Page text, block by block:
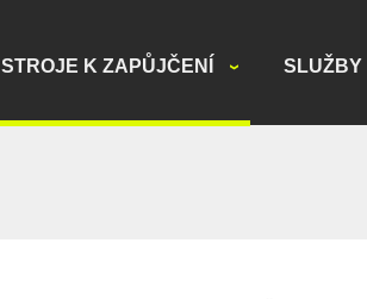
STROJE K ZAPŮJČENÍ SLUŽBY